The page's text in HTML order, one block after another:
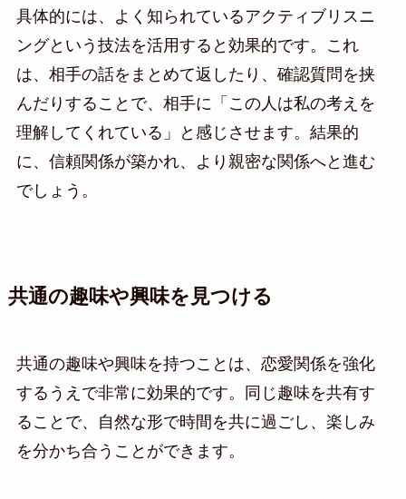
具体的には、よく知られているアクティブリスニ
ングという技法を活用すると効果的です。これ
は、相手の話をまとめて返したり、確認質問を挟
んだりすることで、相手に「この人は私の考えを
理解してくれている」と感じさせます。結果的
に、信頼関係が築かれ、より親密な関係へと進む
でしょう。
共通の趣味や興味を見つける
共通の趣味や興味を持つことは、恋愛関係を強化
するうえで非常に効果的です。同じ趣味を共有す
ることで、自然な形で時間を共に過ごし、楽しみ
を分かち合うことができます。